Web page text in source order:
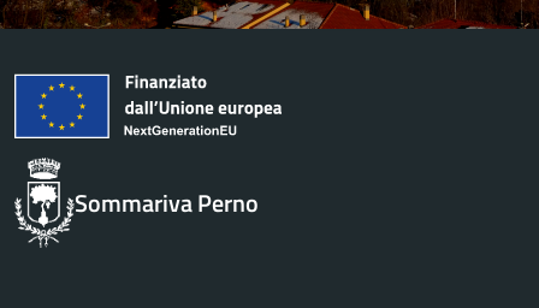
Sommariva Perno